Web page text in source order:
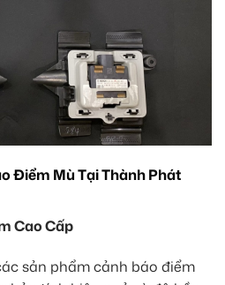
Điểm Mù Tại Thành Phát
Cao Cấp
sản phẩm cảnh báo điểm